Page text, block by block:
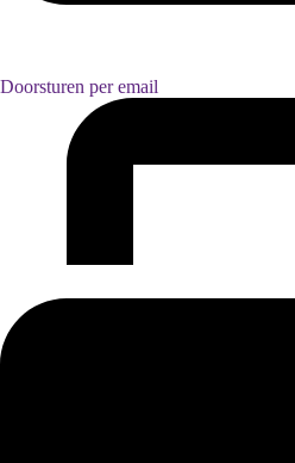
Doorsturen per email